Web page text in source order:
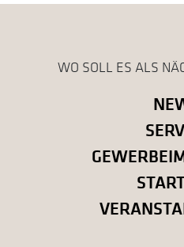
WO SOLL ES ALS